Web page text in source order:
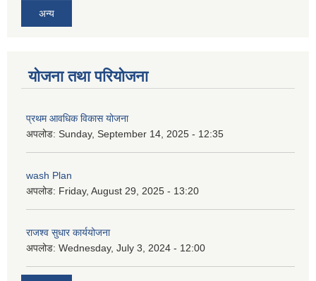
अन्य
योजना तथा परियोजना
प्रथम आवधिक विकास योजना
अपलोड: Sunday, September 14, 2025 - 12:35
wash Plan
अपलोड: Friday, August 29, 2025 - 13:20
राजश्व सुधार कार्ययोजना
अपलोड: Wednesday, July 3, 2024 - 12:00